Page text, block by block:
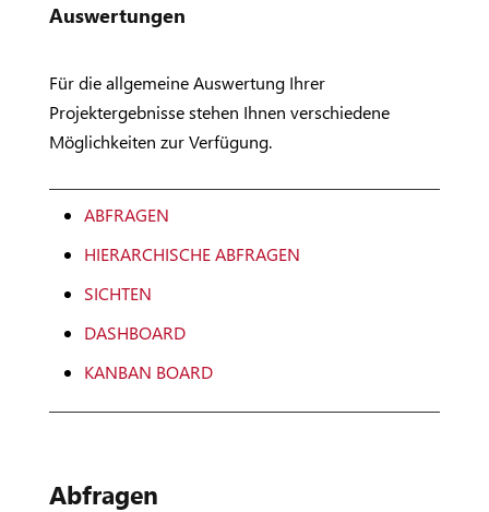
Auswertungen
Für die allgemeine Auswertung Ihrer
Projektergebnisse stehen Ihnen verschiedene
Möglichkeiten zur Verfügung.
ABFRAGEN
HIERARCHISCHE ABFRAGEN
SICHTEN
DASHBOARD
KANBAN BOARD
Abfragen